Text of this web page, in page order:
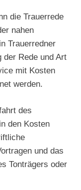
die Trauerrede
nahen
Trauerredner
der Rede und Art
mit Kosten
werden.
des
den Kosten
und das
Tonträgers oder